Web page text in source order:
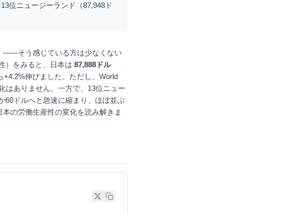
位ニュージーランド（87,948ド
——そう感じている方は少なくない
）をみると、日本は 87,888ドル
+4.2%伸びました。ただし、World
はありません。一方で、13位ニュー
60ドルへと急速に縮まり、ほぼ並ぶ
の労働生産性の変化を読み解きま